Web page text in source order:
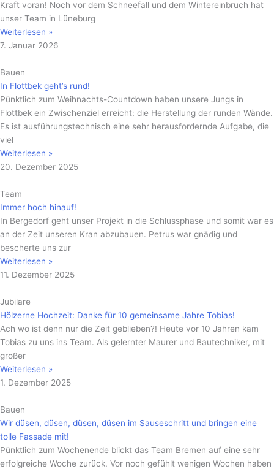
Kraft voran! Noch vor dem Schneefall und dem Wintereinbruch hat
unser Team in Lüneburg
Weiterlesen »
7. Januar 2026
Bauen
In Flottbek geht’s rund!
Pünktlich zum Weihnachts-Countdown haben unsere Jungs in
Flottbek ein Zwischenziel erreicht: die Herstellung der runden Wände.
Es ist ausführungstechnisch eine sehr herausfordernde Aufgabe, die
viel
Weiterlesen »
20. Dezember 2025
Team
Immer hoch hinauf!
In Bergedorf geht unser Projekt in die Schlussphase und somit war es
an der Zeit unseren Kran abzubauen. Petrus war gnädig und
bescherte uns zur
Weiterlesen »
11. Dezember 2025
Jubilare
Hölzerne Hochzeit: Danke für 10 gemeinsame Jahre Tobias!
Ach wo ist denn nur die Zeit geblieben?! Heute vor 10 Jahren kam
Tobias zu uns ins Team. Als gelernter Maurer und Bautechniker, mit
großer
Weiterlesen »
1. Dezember 2025
Bauen
Wir düsen, düsen, düsen, düsen im Sauseschritt und bringen eine
tolle Fassade mit!
Pünktlich zum Wochenende blickt das Team Bremen auf eine sehr
erfolgreiche Woche zurück. Vor noch gefühlt wenigen Wochen haben